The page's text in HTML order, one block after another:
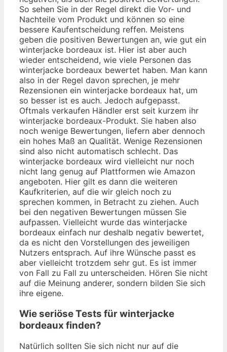
So sehen Sie in der Regel direkt die Vor- und
Nachteile vom Produkt und können so eine
bessere Kaufentscheidung reffen. Meistens
geben die positiven Bewertungen an, wie gut ein
winterjacke bordeaux ist. Hier ist aber auch
wieder entscheidend, wie viele Personen das
winterjacke bordeaux bewertet haben. Man kann
also in der Regel davon sprechen, je mehr
Rezensionen ein winterjacke bordeaux hat, um
so besser ist es auch. Jedoch aufgepasst.
Oftmals verkaufen Händler erst seit kurzem ihr
winterjacke bordeaux-Produkt. Sie haben also
noch wenige Bewertungen, liefern aber dennoch
ein hohes Maß an Qualität. Wenige Rezensionen
sind also nicht automatisch schlecht. Das
winterjacke bordeaux wird vielleicht nur noch
nicht lang genug auf Plattformen wie Amazon
angeboten. Hier gilt es dann die weiteren
Kaufkriterien, auf die wir gleich noch zu
sprechen kommen, in Betracht zu ziehen. Auch
bei den negativen Bewertungen müssen Sie
aufpassen. Vielleicht wurde das winterjacke
bordeaux einfach nur deshalb negativ bewertet,
da es nicht den Vorstellungen des jeweiligen
Nutzers entsprach. Auf ihre Wünsche passt es
aber vielleicht trotzdem sehr gut. Es ist immer
von Fall zu Fall zu unterscheiden. Hören Sie nicht
auf die Meinung anderer, sondern bilden Sie sich
ihre eigene.
Wie seriöse Tests für winterjacke
bordeaux finden?
Natürlich sollten Sie sich nicht nur auf die